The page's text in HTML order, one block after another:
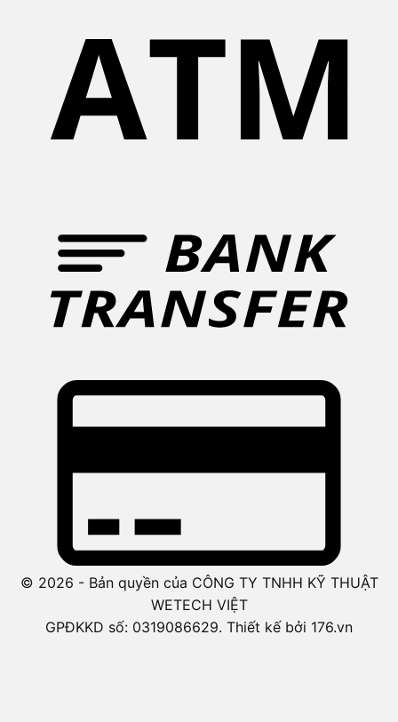
© 2026 - Bản quyền của CÔNG TY TNHH KỸ THUẬT
WETECH VIỆT
GPĐKKD số: 0319086629. Thiết kế bởi 176.vn